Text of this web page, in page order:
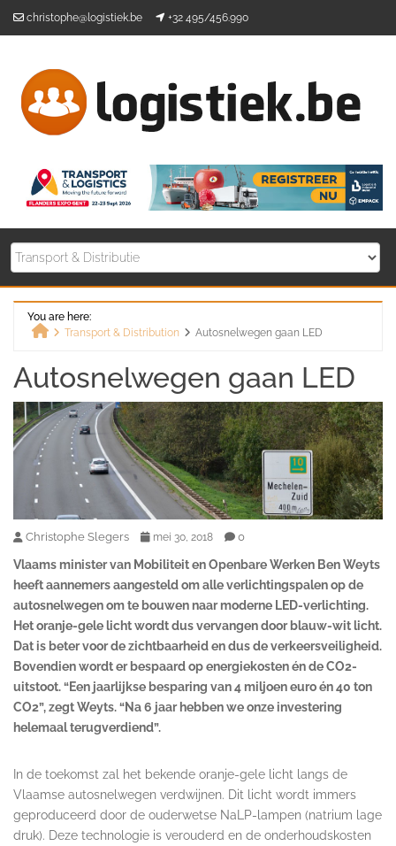
christophe@logistiek.be +32 495/456.990
You are here:
Transport & Distribution Autosnelwegen gaan LED
Autosnelwegen gaan LED
Christophe Slegers mei 30, 2018 0
Vlaams minister van Mobiliteit en Openbare Werken Ben Weyts
heeft aannemers aangesteld om alle verlichtingspalen op de
autosnelwegen om te bouwen naar moderne LED-verlichting.
Het oranje-gele licht wordt dus vervangen door blauw-wit licht.
Dat is beter voor de zichtbaarheid en dus de verkeersveiligheid.
Bovendien wordt er bespaard op energiekosten én de CO2-
uitstoot. “Een jaarlijkse besparing van 4 miljoen euro én 40 ton
CO2”, zegt Weyts. “Na 6 jaar hebben we onze investering
helemaal terugverdiend”.
In de toekomst zal het bekende oranje-gele licht langs de
Vlaamse autosnelwegen verdwijnen. Dit licht wordt immers
geproduceerd door de ouderwetse NaLP-lampen (natrium lage
druk). Deze technologie is verouderd en de onderhoudskosten